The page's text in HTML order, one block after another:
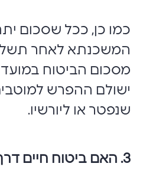
כמו כן, ככל שסכום
המשכנתא לאחר
מסכום הביטוח
ישולם ההפרש
שנפטר או ליורשיו.
3. האם ביטוח חיים